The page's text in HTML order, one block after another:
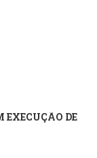
EXECUÇÃO DE